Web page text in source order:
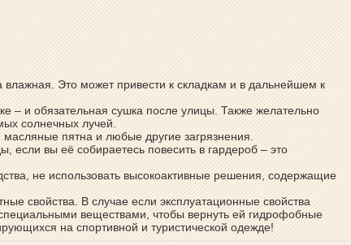
Это может привести к складкам и в дальнейшем к
– и обязательная сушка после улицы. Также желательно
солнечных лучей.
масляные пятна и любые другие загрязнения.
если вы её собираетесь повесить в гардероб – это
не использовать высокоактивные решения, содержащие
свойства. В случае если эксплуатационные свойства
веществами, чтобы вернуть ей гидрофобные
на спортивной и туристической одежде!